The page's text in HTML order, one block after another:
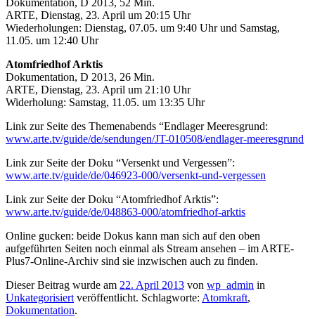
ARTE, Dienstag, 23. April um 20:15 Uhr
Wiederholungen: Dienstag, 07.05. um 9:40 Uhr und Samstag,
11.05. um 12:40 Uhr
Atomfriedhof Arktis
Dokumentation, D 2013, 26 Min.
ARTE, Dienstag, 23. April um 21:10 Uhr
Widerholung: Samstag, 11.05. um 13:35 Uhr
Link zur Seite des Themenabends “Endlager Meeresgrund:
www.arte.tv/guide/de/sendungen/JT-010508/endlager-meeresgrund
Link zur Seite der Doku “Versenkt und Vergessen”:
www.arte.tv/guide/de/046923-000/versenkt-und-vergessen
Link zur Seite der Doku “Atomfriedhof Arktis”:
www.arte.tv/guide/de/048863-000/atomfriedhof-arktis
Online gucken: beide Dokus kann man sich auf den oben
aufgeführten Seiten noch einmal als Stream ansehen – im ARTE-
Plus7-Online-Archiv sind sie inzwischen auch zu finden.
Dieser Beitrag wurde am 22. April 2013 von wp_admin in
Unkategorisiert veröffentlicht. Schlagworte: Atomkraft,
Dokumentation.